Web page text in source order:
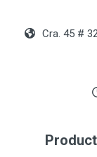
Cra. 45 #